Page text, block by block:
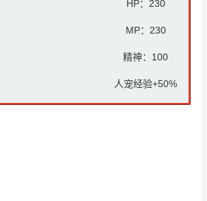
HP： 230
MP：230
精神：100
人宠经验+50%